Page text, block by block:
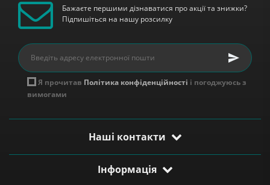
Бажаєте першими дізнаватися про акції та знижки?
Підпишіться на нашу розсилку
Я прочитав Політика конфіденційності і погоджуюсь з
вимогами
Наші контакти
Інформація